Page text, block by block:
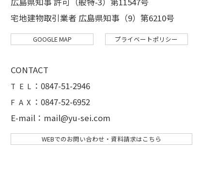
宅地建物取引業者 広島県知事（9）第6210号
GOOGLE MAP プライベートポリシー
CONTACT
T E L ： 0847-51-2946
F A X ：0847-52-6952
E-mail：mail@yu-sei.com
WEBでのお問い合わせ・資料請求はこちら